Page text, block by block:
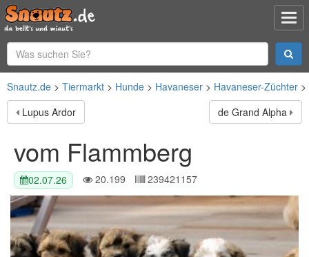
Snautz.de Tiermarkt Hunde Havaneser
Havaneser-Züchter
Lupus Ardor
de Grand Alpha
vom Flammberg
02.07.26 20.199 239421157